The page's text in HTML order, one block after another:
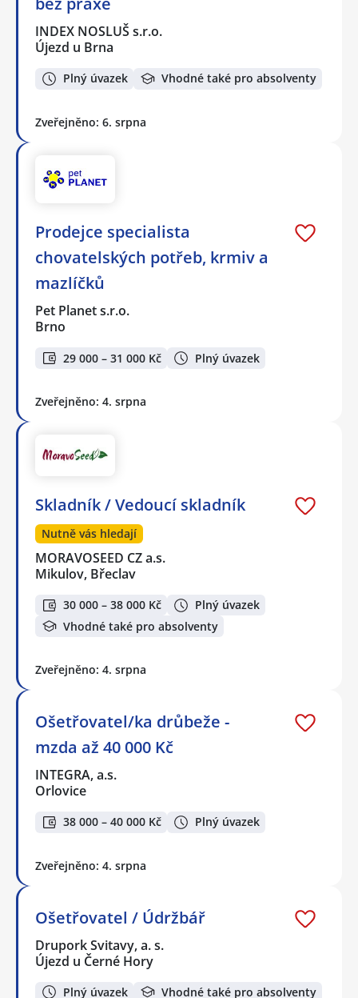
INDEX NOSLUŠ s.r.o.
Újezd u Brna
Plný úvazek Vhodné také pro absolventy
Zveřejněno: 6. srpna
Prodejce specialista
chovatelských potřeb, krmiv a
mazlíčků
Pet Planet s.r.o.
Brno
29 000 – 31 000 Kč Plný úvazek
Zveřejněno: 4. srpna
Skladník / Vedoucí skladník
Nutně vás hledají
MORAVOSEED CZ a.s.
Mikulov, Břeclav
30 000 – 38 000 Kč
Plný úvazek
Vhodné také pro absolventy
Zveřejněno: 4. srpna
Ošetřovatel/ka drůbeže -
mzda až 40 000 Kč
INTEGRA, a.s.
Orlovice
38 000 – 40 000 Kč Plný úvazek
Zveřejněno: 4. srpna
Ošetřovatel / Údržbář
Drupork Svitavy, a. s.
Újezd u Černé Hory
Plný úvazek Vhodné také pro absolventy